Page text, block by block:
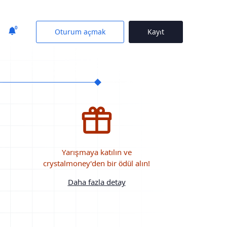
0 Oturum açmak Kayıt
Yarışmaya katılın ve
crystalmoney'den bir ödül alın!
Daha fazla detay